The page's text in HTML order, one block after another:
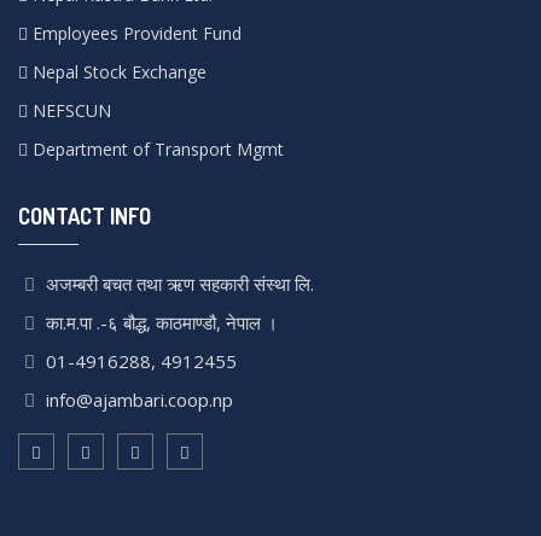
Employees Provident Fund
Nepal Stock Exchange
NEFSCUN
Department of Transport Mgmt
CONTACT INFO
अजम्बरी बचत तथा ऋण सहकारी संस्था लि.
का.म.पा .-६ बौद्ध, काठमाण्डौ, नेपाल ।
01-4916288, 4912455
info@ajambari.coop.np